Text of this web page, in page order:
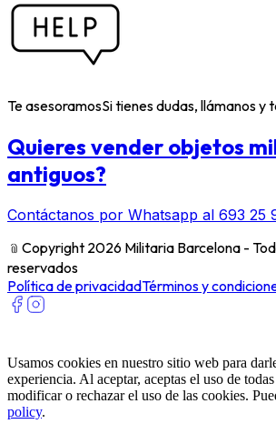
Te asesoramosSi tienes dudas, llámanos y
Quieres vender objetos
antiguos?
Contáctanos por Whatsapp al 693 25
﹫ Copyright 2026 Militaria Barcelona -
reservados
Política de privacidadTérminos y
Usamos cookies en nuestro sitio web para
experiencia. Al aceptar, aceptas el uso de
modificar o rechazar el uso de las cookies.
policy.